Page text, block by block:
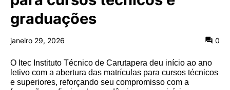
graduações
janeiro 29, 2026 0
O Itec Instituto Técnico de Carutapera deu início ao ano
letivo com a abertura das matrículas para cursos técnicos
e superiores, reforçando seu compromisso com a